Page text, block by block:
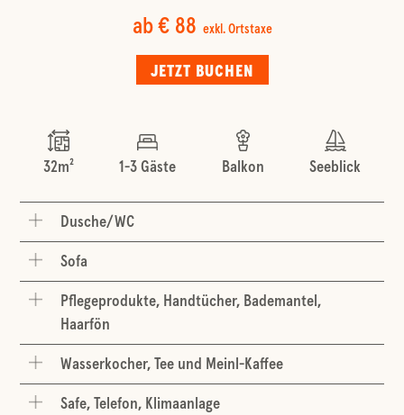
ab € 88 exkl. Ortstaxe
JETZT BUCHEN
32m² 1-3 Gäste Balkon Seeblick
Dusche/WC
Sofa
Pflegeprodukte, Handtücher, Bademantel,
Haarfön
Wasserkocher, Tee und Meinl-Kaffee
Safe, Telefon, Klimaanlage